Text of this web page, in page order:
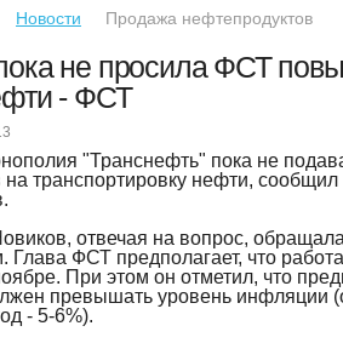
Новости Продажа нефтепродуктов
не просила ФСТ
- ФСТ
"Транснефть" пока не
транспортировку нефти, сообщил
отвечая на вопрос,
Глава ФСТ предполагает, что
При этом он отметил, что
превышать уровень инфляции
- 5-6%).